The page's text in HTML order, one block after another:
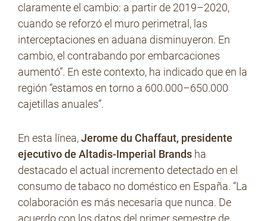
claramente el cambio: a partir de 2019–2020,
cuando se reforzó el muro perimetral, las
interceptaciones en aduana disminuyeron. En
cambio, el contrabando por embarcaciones
aumentó”. En este contexto, ha indicado que en la
región “estamos en torno a 600.000–650.000
cajetillas anuales”.
En esta línea,Jerome du Chaffaut, presidente
ejecutivo de Altadis-Imperial Brands ha
destacado el actual incremento detectado en el
consumo de tabaco no doméstico en España. “La
colaboración es más necesaria que nunca. De
acuerdo con los datos del primer semestre de